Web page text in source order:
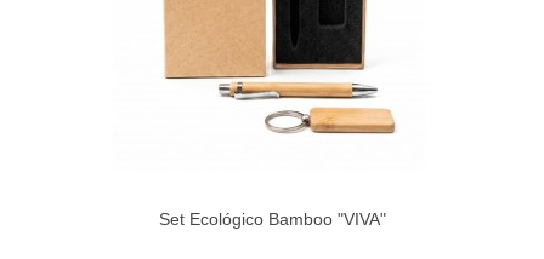
Set Ecológico Bamboo "VIVA"